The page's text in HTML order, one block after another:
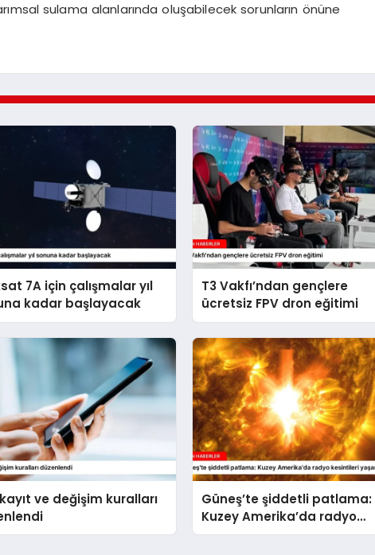
sulama alanlarında oluşabilecek sorunların önüne
7A için çalışmalar yıl
kadar başlayacak
T3 Vakfı’ndan gençlere
ücretsiz FPV dron eğitimi
kayıt ve değişim kuralları
Güneş’te şiddetli patlama:
Kuzey Amerika’da radyo
kesintileri yaşandı